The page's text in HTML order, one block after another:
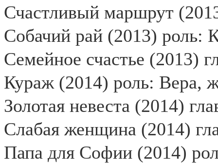
Счастливый маршрут
Собачий рай (2013) роль:
Семейное счастье (2013)
Кураж (2014) роль: Вера,
Золотая невеста (2014)
Слабая женщина (2014)
Папа для Софии (2014)